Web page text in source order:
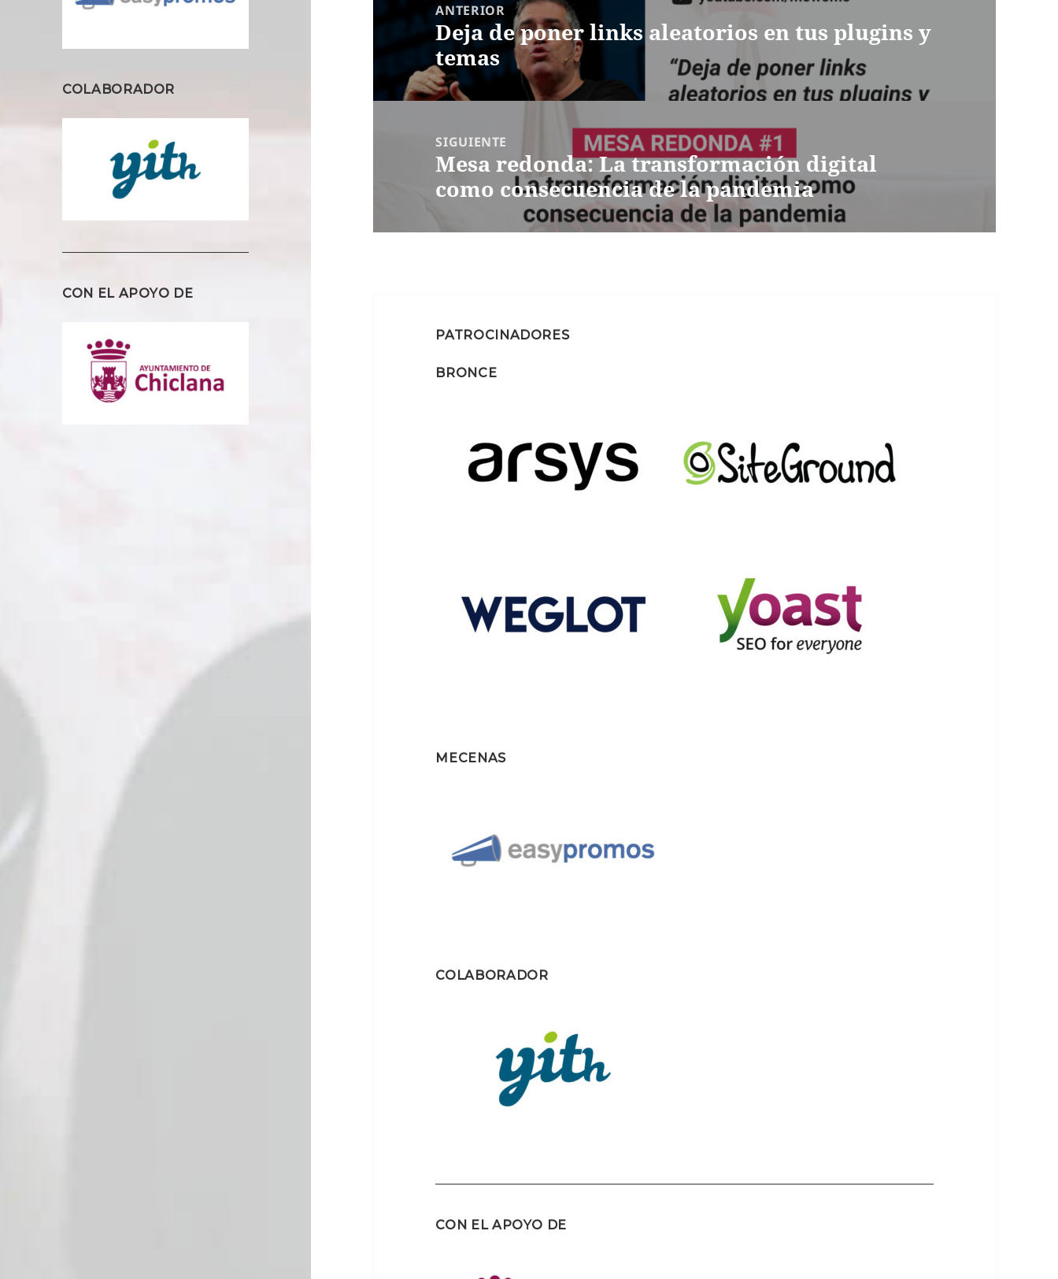
COLABORADOR
CON EL APOYO DE
entradas
ANTERIOR
Entrada
anterior:
Deja de poner links aleatorios en tus plugins y
temas
SIGUIENTE
Entrada
siguiente:
Mesa redonda: La transformación digital
como consecuencia de la pandemia
PATROCINADORES
BRONCE
MECENAS
COLABORADOR
CON EL APOYO DE